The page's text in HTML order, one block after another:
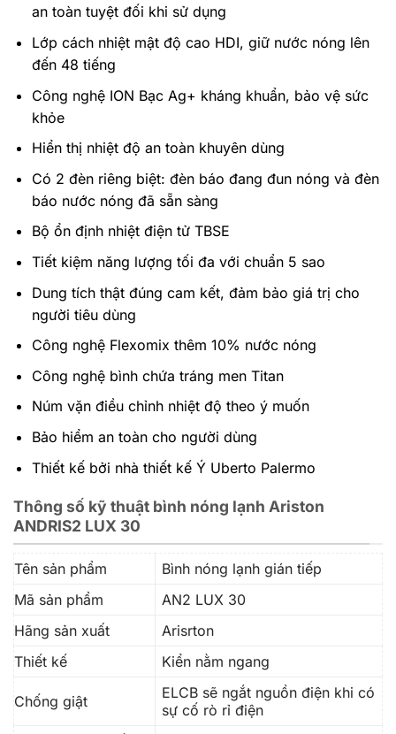
an toàn tuyệt đối khi sử dụng
Lớp cách nhiệt mật độ cao HDI, giữ nước nóng lên
đến 48 tiếng
Công nghệ ION Bạc Ag+ kháng khuẩn, bảo vệ sức
khỏe
Hiển thị nhiệt độ an toàn khuyên dùng
Có 2 đèn riêng biệt: đèn báo đang đun nóng và đèn
báo nước nóng đã sẵn sàng
Bộ ổn định nhiệt điện tử TBSE
Tiết kiệm năng lượng tối đa với chuẩn 5 sao
Dung tích thật đúng cam kết, đảm bảo giá trị cho
người tiêu dùng
Công nghệ Flexomix thêm 10% nước nóng
Công nghệ bình chứa tráng men Titan
Núm vặn điều chỉnh nhiệt độ theo ý muốn
Bảo hiểm an toàn cho người dùng
Thiết kế bởi nhà thiết kế Ý Uberto Palermo
Thông số kỹ thuật bình nóng lạnh Ariston
ANDRIS2 LUX 30
Tên sản phẩm
Bình nóng lạnh gián tiếp
Mã sản phẩm
AN2 LUX 30
Hãng sản xuất
Arisrton
Thiết kế
Kiển nằm ngang
Chống giật
ELCB sẽ ngắt nguồn điện khi có
sự cố rò rỉ điện